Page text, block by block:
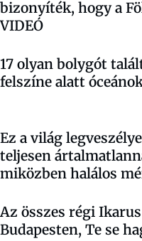
bizonyíték, hogy a
VIDEÓ
17 olyan bolygót
felszíne alatt
Ez a világ
teljesen
miközben halálos
Az összes régi
Budapesten, Te se